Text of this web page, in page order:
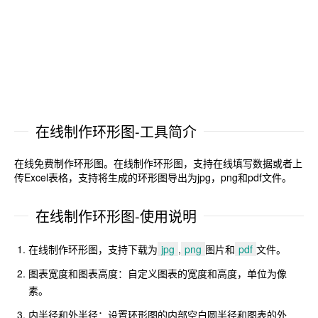
在线制作环形图-工具简介
在线免费制作环形图。在线制作环形图，支持在线填写数据或者上
传Excel表格，支持将生成的环形图导出为jpg，png和pdf文件。
在线制作环形图-使用说明
在线制作环形图，支持下载为 jpg , png 图片和 pdf 文件。
图表宽度和图表高度：自定义图表的宽度和高度，单位为像
素。
内半径和外半径：设置环形图的内部空白圆半径和图表的外